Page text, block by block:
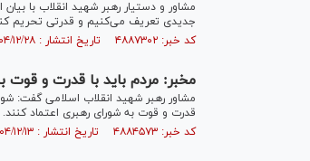
مشاور و دستیار رهبر شهید انقلاب با
جدیدی تعریف می‌کنیم و قدرتی تحریم
کد خبر: ۴۸۸۷۳۰۲ تاریخ انتشار : ۱۴۰۴/۱۲/۲۸
مخبر: مردم باید با قدرت و قوت
قدرت و قوت به شورای رهبری اعتماد کنند.
کد خبر: ۴۸۸۴۵۷۳ تاریخ انتشار : ۱۴۰۴/۱۲/۱۳